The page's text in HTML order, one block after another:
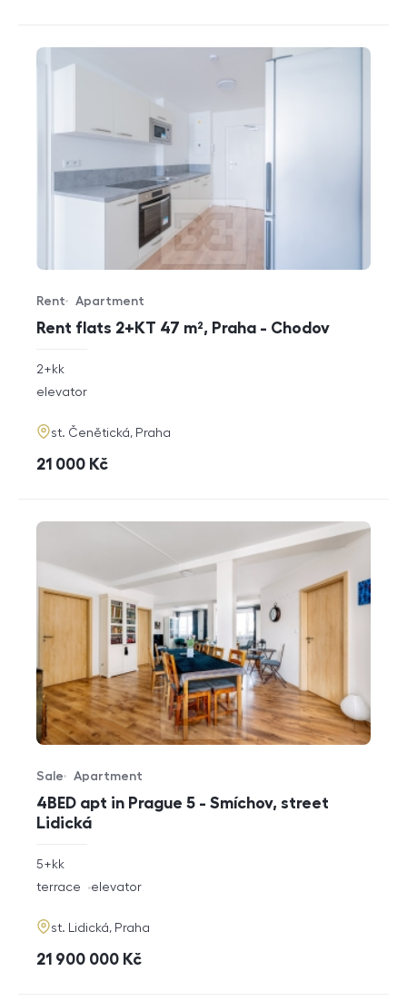
Rent flats 2+KT 47 m², Praha - Chodov
Offer type
Rent
Property type
Apartment
rozměry
2+kk
funkce
elevator
adresa
st. Čenětická, Praha
cena
21 000 Kč
4BED apt in Prague 5 - Smíchov, street
Lidická
Offer type
Sale
Property type
Apartment
rozměry
disposition
5+kk
funkce
terrace elevator
adresa
st. Lidická, Praha
cena
21 900 000 Kč